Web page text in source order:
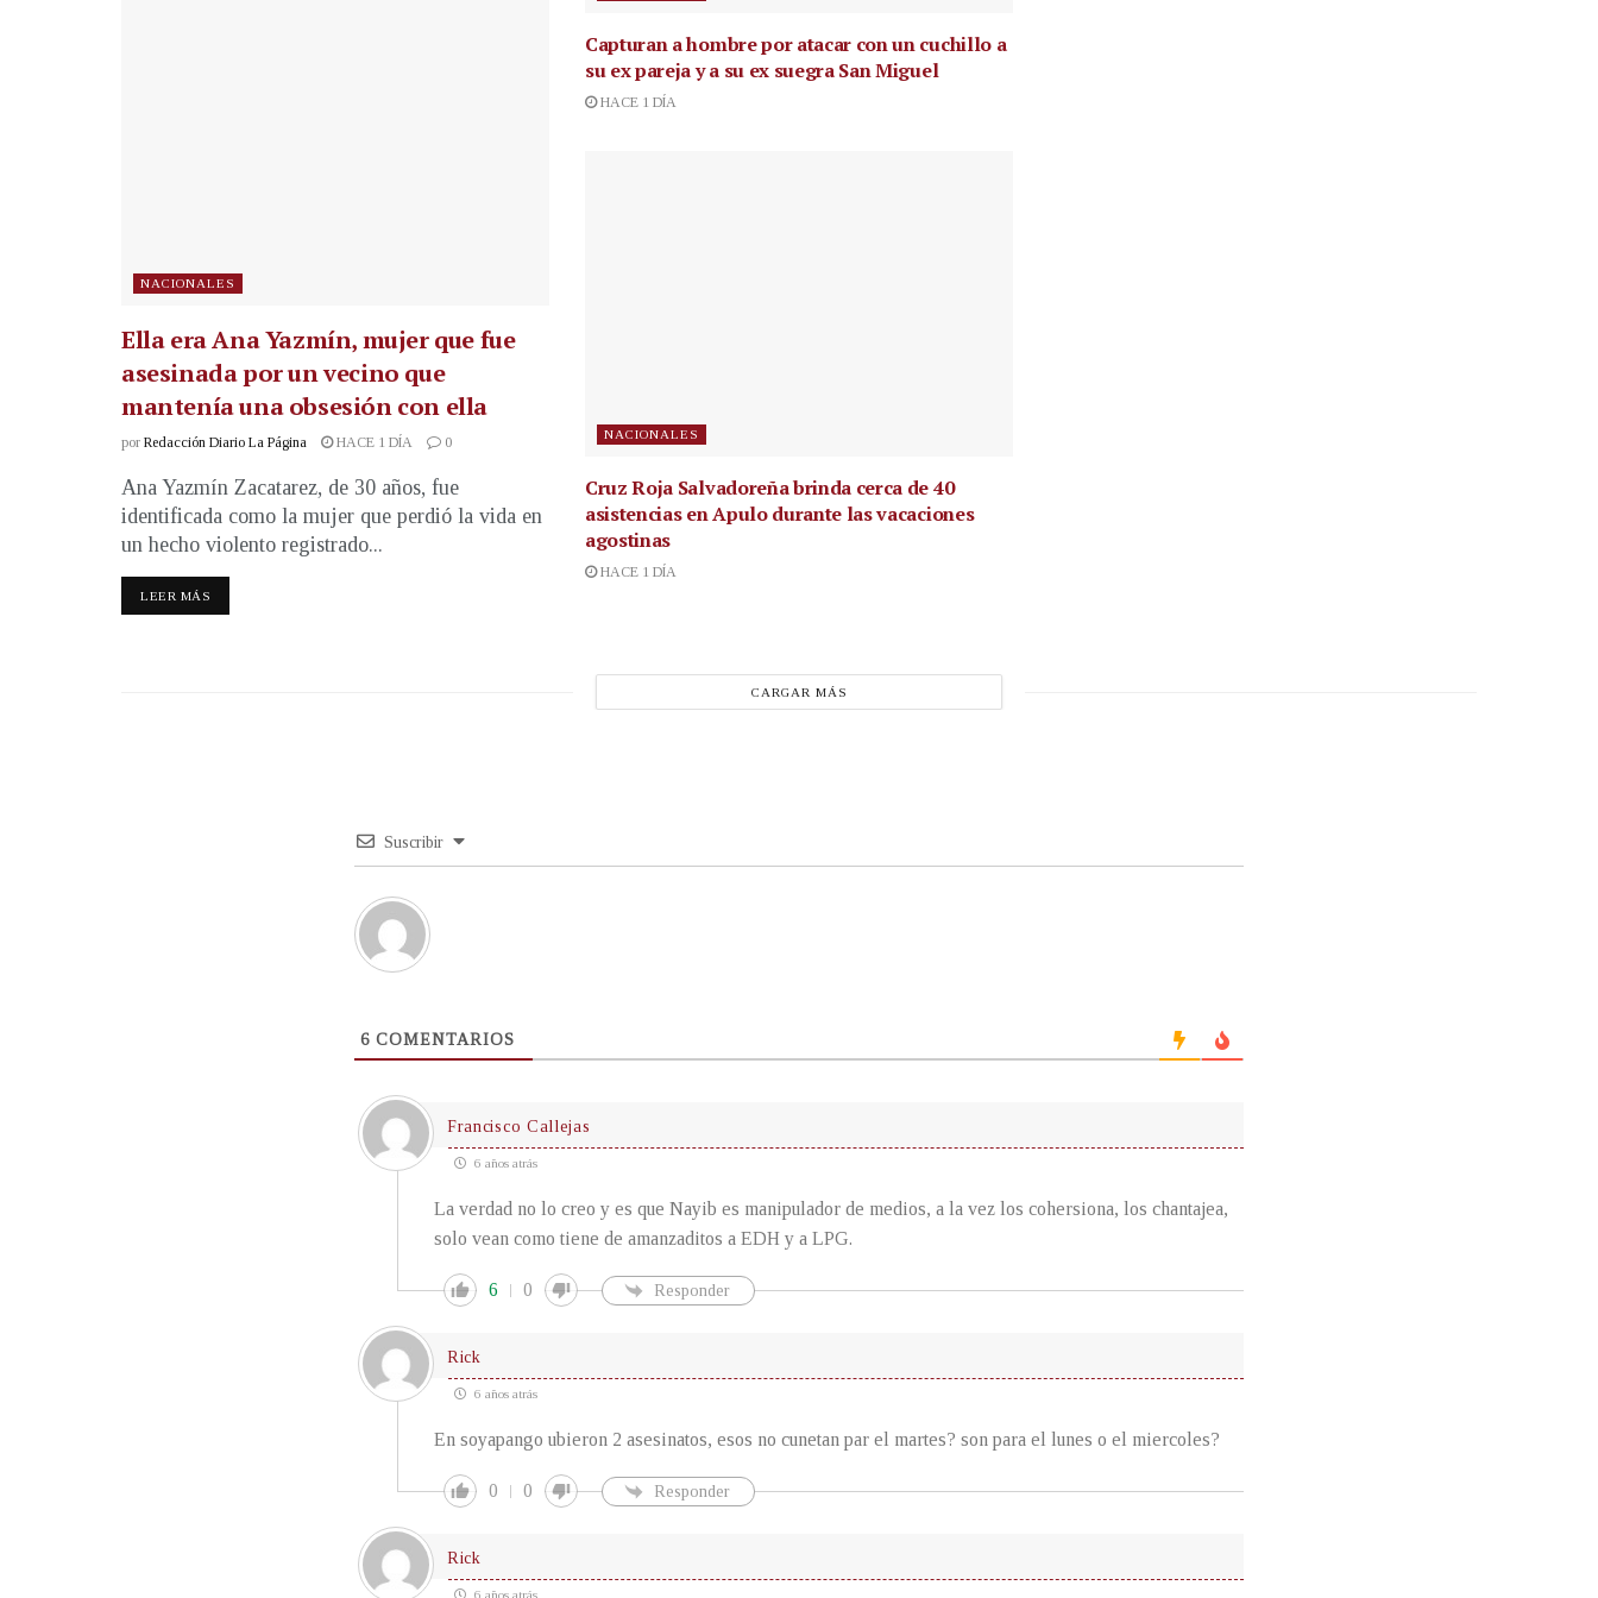
NACIONALES
Ella era Ana Yazmín, mujer que fue
asesinada por un vecino que
mantenía una obsesión con ella
por Redacción Diario La Página HACE 1 DÍA 0
Ana Yazmín Zacatarez, de 30 años, fue
identificada como la mujer que perdió la vida en
un hecho violento registrado...
LEER MÁS
Capturan a hombre por atacar con un cuchillo a
su ex pareja y a su ex suegra San Miguel
HACE 1 DÍA
NACIONALES
Cruz Roja Salvadoreña brinda cerca de 40
asistencias en Apulo durante las vacaciones
agostinas
HACE 1 DÍA
CARGAR MÁS
Suscribir
6 COMENTARIOS
Francisco Callejas
6 años atrás
La verdad no lo creo y es que Nayib es manipulador de medios, a la vez los cohersiona, los chantajea,
solo vean como tiene de amanzaditos a EDH y a LPG.
6 0 Responder
Rick
6 años atrás
En soyapango ubieron 2 asesinatos, esos no cunetan par el martes? son para el lunes o el miercoles?
0 0 Responder
Rick
6 años atrás